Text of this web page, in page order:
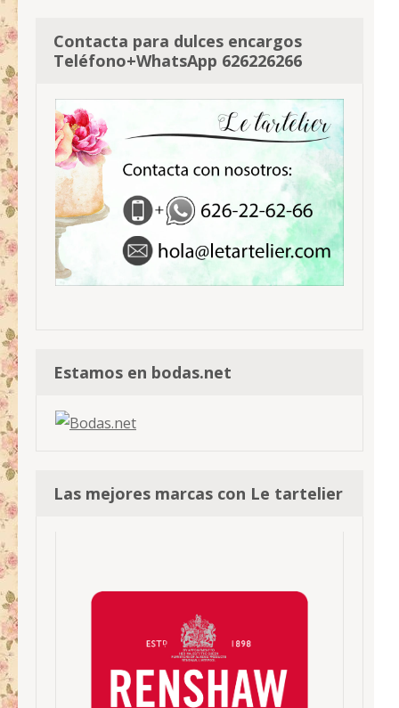
Contacta para dulces encargos
Teléfono+WhatsApp 626226266
Estamos en bodas.net
Las mejores marcas con Le tartelier